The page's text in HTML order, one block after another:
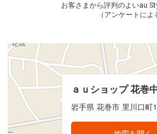
お客さまから評判のよいau
（アンケートによ
ａｕショップ 花巻
岩手県 花巻市 里川口町
ａｕショップ 花巻
岩手県 花巻市 里川口町